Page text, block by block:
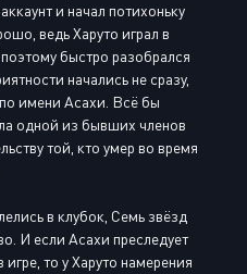
и начал потихоньку
ведь Харуто играл в
быстро разобрался
начались не сразу,
имени Асахи. Всё бы
одной из бывших членов
той, кто умер во время
в клубок, Семь звёзд
И если Асахи преследует
то у Харуто намерения